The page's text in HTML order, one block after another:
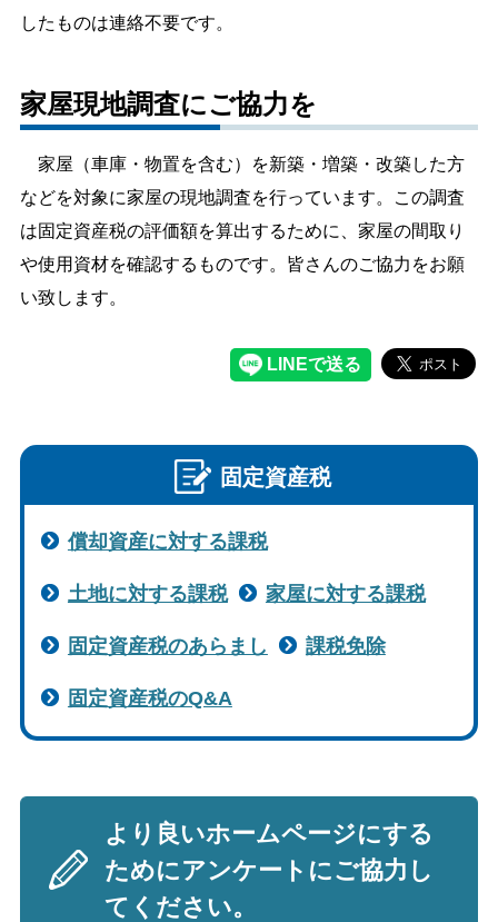
したものは連絡不要です。
家屋現地調査にご協力を
家屋（車庫・物置を含む）を新築・増築・改築した方
などを対象に家屋の現地調査を行っています。この調査
は固定資産税の評価額を算出するために、家屋の間取り
や使用資材を確認するものです。皆さんのご協力をお願
い致します。
固定資産税
償却資産に対する課税
土地に対する課税 家屋に対する課税
固定資産税のあらまし 課税免除
固定資産税のQ&A
より良いホームページにする
ためにアンケートにご協力し
てください。